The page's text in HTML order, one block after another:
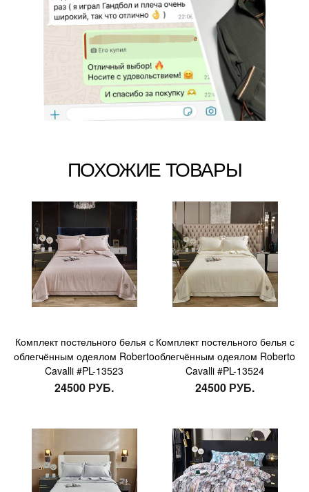
ПОХОЖИЕ ТОВАРЫ
Комплект постельного белья с
облегчённым одеялом Roberto
Cavalli #PL-13523
24500 РУБ.
Комплект постельного белья с
облегчённым одеялом Roberto
Cavalli #PL-13524
24500 РУБ.